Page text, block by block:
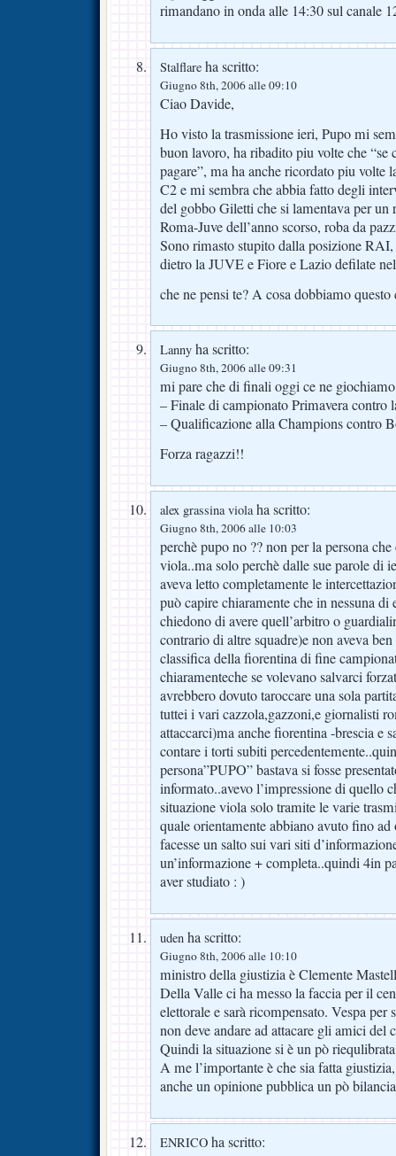
rimandano in onda alle 14:30 sul canale
Stalflare ha scritto:
Giugno 8th, 2006 alle 09:10
Ciao Davide,
Ho visto la trasmissione ieri, Pupo mi
buon lavoro, ha ribadito piu volte che “se
pagare”, ma ha anche ricordato piu volte
C2 e mi sembra che abbia fatto degli
del gobbo Giletti che si lamentava per un
Roma-Juve dell’anno scorso, roba da
Sono rimasto stupito dalla posizione
dietro la JUVE e Fiore e Lazio defilate
che ne pensi te? A cosa dobbiamo
Lanny ha scritto:
Giugno 8th, 2006 alle 09:31
mi pare che di finali oggi ce ne
– Finale di campionato Primavera contro
– Qualificazione alla Champions contro
Forza ragazzi!!
alex grassina violaha scritto:
Giugno 8th, 2006 alle 10:03
perchè pupo no ?? non per la persona
viola..ma solo perchè dalle sue parole di
aveva letto completamente le
può capire chiaramente che in nessuna
chiedono di avere quell’arbitro o
contrario di altre squadre)e non aveva
classifica della fiorentina di fine
chiaramenteche se volevano salvarci
avrebbero dovuto taroccare una sola
tuttei i vari cazzola,gazzoni,e giornalisti
attaccarci)ma anche fiorentina -brescia e
contare i torti subiti
persona”PUPO” bastava si fosse
informato..avevo l’impressione di quello
situazione viola solo tramite le varie
quale orientamente abbiano avuto fino
facesse un salto sui vari siti
un’informazione + completa..quindi 4in
aver studiato : )
uden ha scritto:
Giugno 8th, 2006 alle 10:10
ministro della giustizia è Clemente
Della Valle ci ha messo la faccia per il
elettorale e sarà ricompensato. Vespa per
non deve andare ad attacare gli amici del
Quindi la situazione si è un pò
A me l’importante è che sia fatta
anche un opinione pubblica un pò
ENRICO ha scritto: